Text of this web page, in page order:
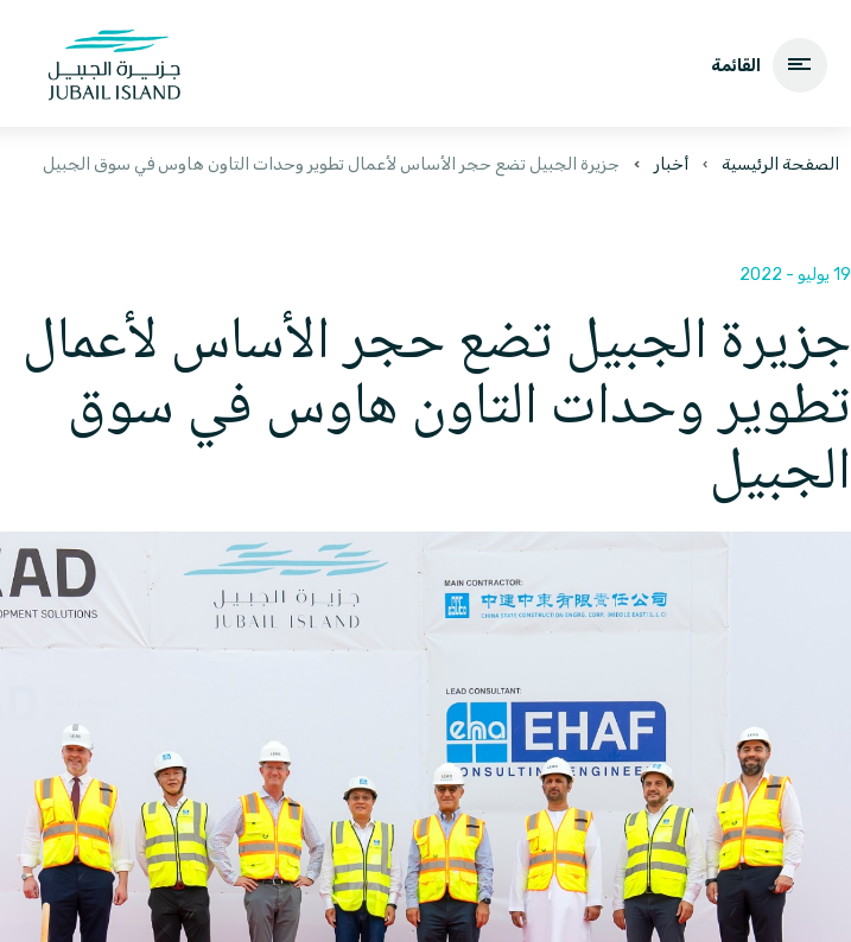
القائمة
الصفحة الرئيسية أخبار جزيرة الجبيل تضع حجر الأساس لأعمال تطوير وحدات التاون هاوس في سوق الجبيل
19 يوليو - 2022
جزيرة الجبيل تضع حجر الأساس لأعمال
تطوير وحدات التاون هاوس في سوق
الجبيل